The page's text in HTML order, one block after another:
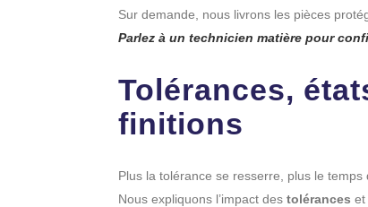
Sur demande, nous livrons les pièces
Parlez à un technicien matière pour
Tolérances,
finitions
Plus la tolérance se resserre, plus le temps
Nous expliquons l’impact des tolérances et